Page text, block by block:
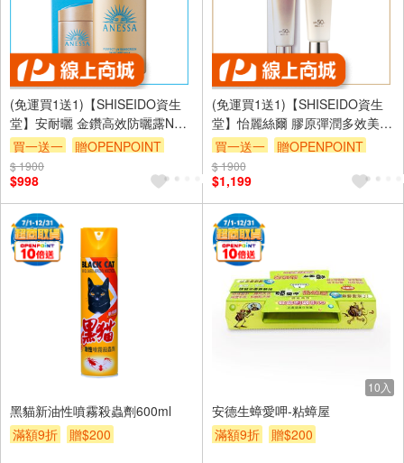
(免運買1送1)【SHISEIDO資生
堂】安耐曬 金鑽高效防曬露NA
5X版 60ml 公司貨(下單數量請下
雙數)
買一送一 贈OPENPOINT
$ 1900
$998
(免運買1送1)【SHISEIDO資生
堂】怡麗絲爾 膠原彈潤多效美肌
乳SPF50+ 35ml 公司貨(下單數
量請下雙數)
買一送一 贈OPENPOINT
$ 1900
$1,199
黑貓新油性噴霧殺蟲劑600ml
滿額9折
贈$200
10入
安德生蟑愛呷-粘蟑屋
滿額9折
贈$200